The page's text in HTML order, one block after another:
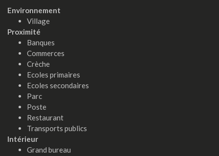
Environnement
Village
Proximité
Banques
Commerces
Crèche
Ecoles primaires
Ecoles secondaires
Parc
Poste
Restaurant
Transports publics
Intérieur
Grand bureau